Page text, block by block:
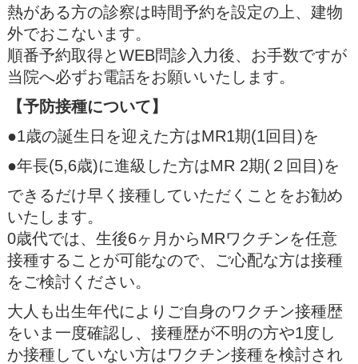
熱がある方の診察は時間予約を設定の上、建物
外でおこないます。
順番予約取得とWEB問診入力後、お手数ですが
当院へ必ずお電話をお願いいたします。
【予防接種について】
●1歳の誕生日を迎えた方はMR1期(1回目)を
●年長(5,6歳)に進級した方はMR 2期(２回目)を
できるだけ早く接種していただくことをお勧め
いたします。
0歳代では、生後6ヶ月からMRワクチンを任意
接種することが可能なので、ご心配な方は接種
をご検討ください。
大人も出生年代によりご自身のワクチン接種歴
をいま一度確認し、接種歴が不明の方や1度し
か接種していない方はワクチン接種を検討され